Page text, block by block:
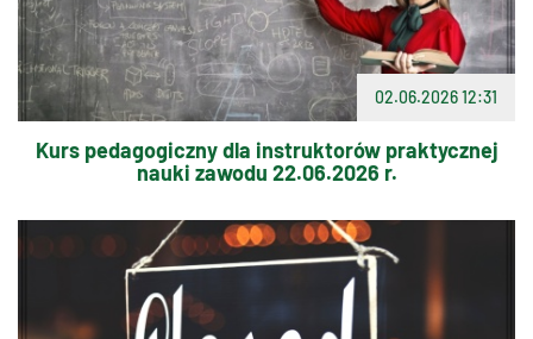
02.06.2026 12:31
Kurs pedagogiczny dla instruktorów praktycznej
nauki zawodu 22.06.2026 r.